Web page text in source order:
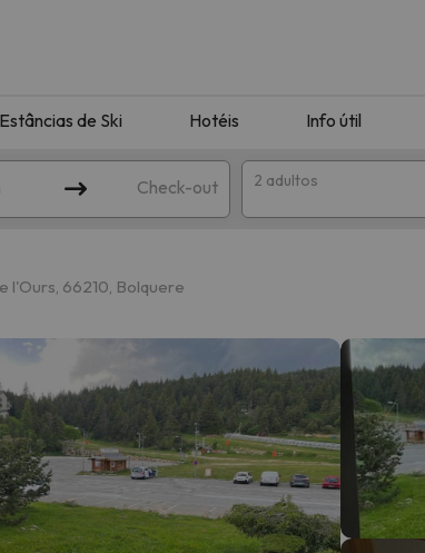
Estâncias de Ski Hotéis Info útil
Check-out 2 adultos
pesquisa. Tente modificar o destino.
l'Ours, 66210, Bolquere